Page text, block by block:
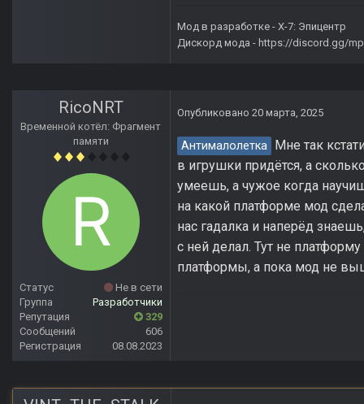
Мод в разработке - X-7: Эпицентр
Дискорд мода - https://discord.gg/
RicoNRT
Временной котёл: Фрагмент
памяти
Статус
Не в сети
Группа
Разработчики
Репутация
329
Сообщений
606
Регистрация
08.08.2023
Опубликовано 20 марта, 2025
Антималолетка
Мне так
в игрушки придётся, а
умеешь, а чужое когда
на какой платформе мод
нас гадалка и наперёд
с ней делал. Тут не
платформы, а пока мод не